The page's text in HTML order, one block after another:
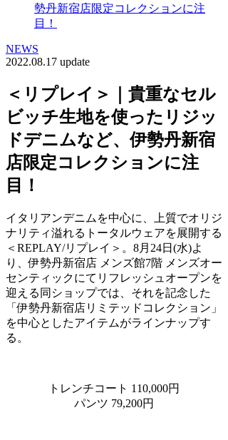
勢丹新宿店限定コレクションに注
目！
NEWS
2022.08.17 update
＜リプレイ＞｜貴重なセル
ビッチ生地を使ったリジッ
ドデニムなど、伊勢丹新宿
店限定コレクションに注
目！
イタリアンデニムを中心に、上質でオリジ
ナリティ溢れるトータルウェアを展開する
＜REPLAY/リプレイ＞。8月24日(水)よ
り、伊勢丹新宿店 メンズ館7階 メンズオー
センティックにてリフレッシュオープンを
迎える同ショップでは、それを記念した
「伊勢丹新宿店リミテッドコレクション」
を中心としたアイテムがラインナップす
る。
トレンチコート 110,000円
パンツ 79,200円